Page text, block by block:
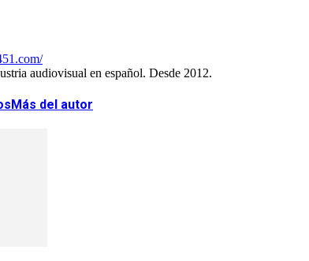
audiovisual en español. Desde 2012.
Más del autor